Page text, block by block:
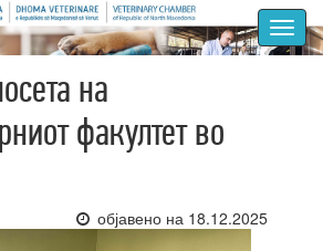
на
факултет во
објавено на 18.12.2025